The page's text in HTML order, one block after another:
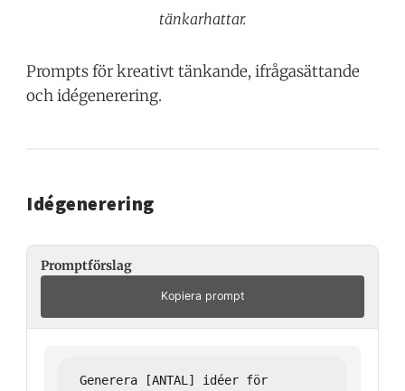
tänkarhattar.
Prompts för kreativt tänkande, ifrågasättande
och idégenerering.
Idégenerering
Promptförslag
Kopiera prompt
Generera [ANTAL] idéer för